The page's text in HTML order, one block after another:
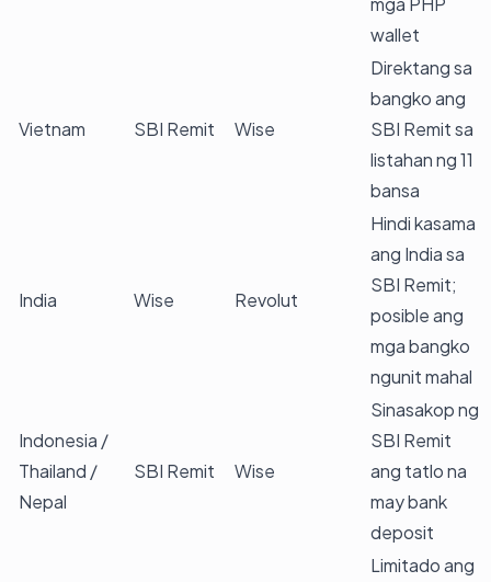
wallet
Vietnam SBI Remit Wise
Direktang sa
bangko ang
SBI Remit sa
listahan ng 11
bansa
India Wise Revolut
Hindi kasama
ang India sa
SBI Remit;
posible ang
mga bangko
ngunit mahal
Indonesia /
Thailand /
Nepal
SBI Remit Wise
Sinasakop ng
SBI Remit
ang tatlo na
may bank
deposit
Limitado ang